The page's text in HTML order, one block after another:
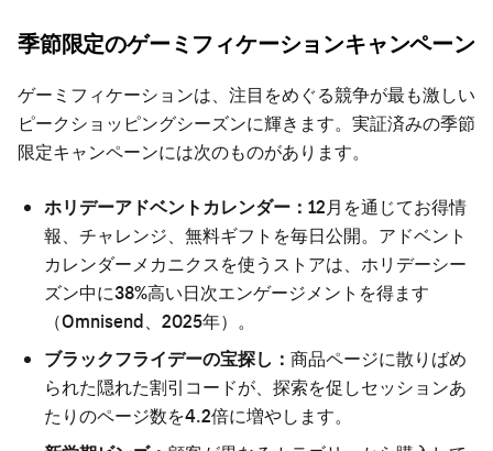
季節限定のゲーミフィケーションキャンペーン
ゲーミフィケーションは、注目をめぐる競争が最も激しい
ピークショッピングシーズンに輝きます。実証済みの季節
限定キャンペーンには次のものがあります。
ホリデーアドベントカレンダー： 12月を通じてお得情
報、チャレンジ、無料ギフトを毎日公開。アドベント
カレンダーメカニクスを使うストアは、ホリデーシー
ズン中に38%高い日次エンゲージメントを得ます
（Omnisend、2025年）。
ブラックフライデーの宝探し： 商品ページに散りばめ
られた隠れた割引コードが、探索を促しセッションあ
たりのページ数を4.2倍に増やします。